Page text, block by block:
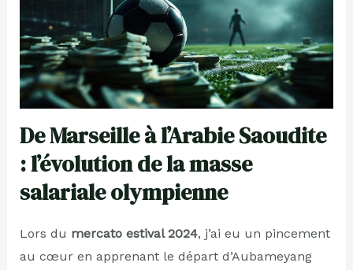
De Marseille à l’Arabie Saoudite
: l’évolution de la masse
salariale olympienne
Lors du mercato estival 2024, j’ai eu un pincement
au cœur en apprenant le départ d’Aubameyang